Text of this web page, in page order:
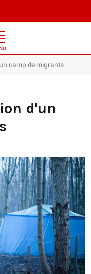
camp de migrants
d'un